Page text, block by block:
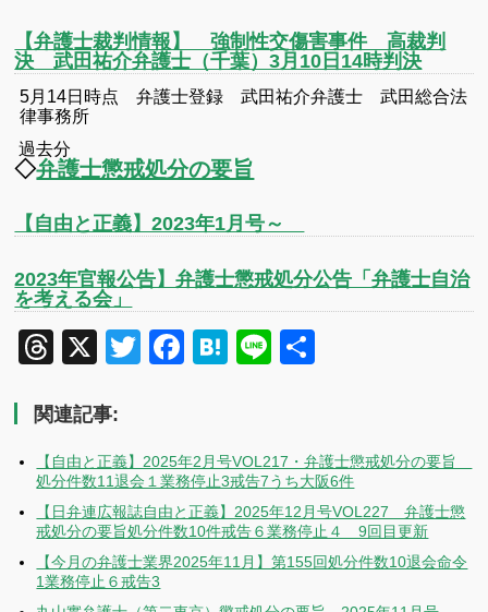
【弁護士裁判情報】 強制性交傷害事件 高裁判
決 武田祐介弁護士（千葉）3月10日14時判決
5月14日時点 弁護士登録 武田祐介弁護士 武田総合法
律事務所
過去分
◇弁護士懲戒処分の要旨
【自由と正義】2023年1月号～
2023年官報公告】弁護士懲戒処分公告「弁護士自治
を考える会」
Threads
X TwitterFacebook
Hatena
Line
関連記事:
【自由と正義】2025年2月号VOL217・弁護士懲戒処分の要旨
処分件数11退会１業務停止3戒告7うち大阪6件
【日弁連広報誌自由と正義】2025年12月号VOL227 弁護士懲
戒処分の要旨処分件数10件戒告６業務停止４ 9回目更新
【今月の弁護士業界2025年11月】第155回処分件数10退会命令
1業務停止６戒告3